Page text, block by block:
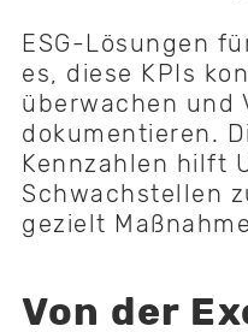
ESG-Lösungen
es, diese KPIs
überwachen und
dokumentieren.
Kennzahlen hilft
Schwachstellen
gezielt
Von der